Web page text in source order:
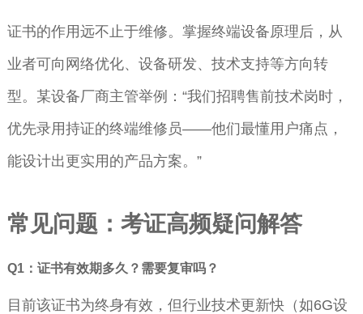
证书的作用远不止于维修。掌握终端设备原理后，从
业者可向网络优化、设备研发、技术支持等方向转
型。某设备厂商主管举例：“我们招聘售前技术岗时，
优先录用持证的终端维修员——他们最懂用户痛点，
能设计出更实用的产品方案。”
常见问题：考证高频疑问解答
Q1：证书有效期多久？需要复审吗？
目前该证书为终身有效，但行业技术更新快（如6G设